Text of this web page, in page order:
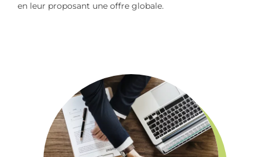
en leur proposant une offre globale.